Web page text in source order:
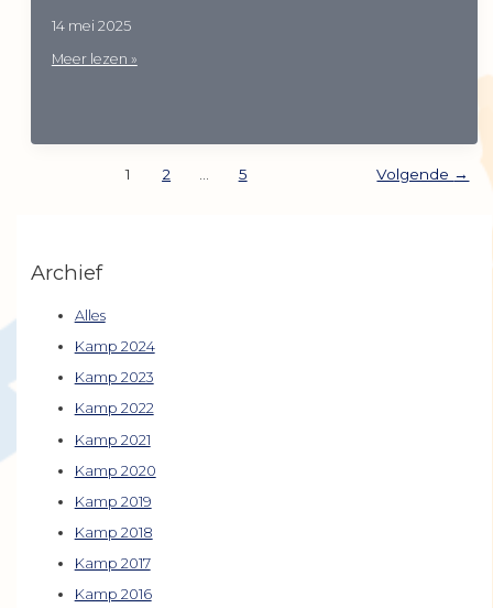
Archief
Alles
Kamp 2024
Kamp 2023
Kamp 2022
Kamp 2021
Kamp 2020
Kamp 2019
Kamp 2018
Kamp 2017
Kamp 2016
14 mei 2025
Kamp
Meer lezen »
1 2 5 Volgende →